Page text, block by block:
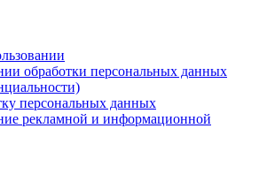
обработки персональных данных
персональных данных
рекламной и информационной